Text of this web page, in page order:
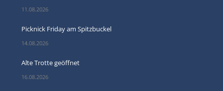
11.08.2026
Picknick Friday am Spitzbuckel
14.08.2026
Alte Trotte geöffnet
16.08.2026